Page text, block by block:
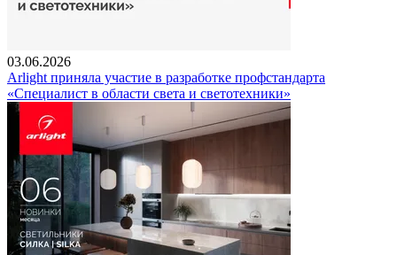
03.06.2026
Arlight приняла участие в разработке профстандарта
«Специалист в области света и светотехники»